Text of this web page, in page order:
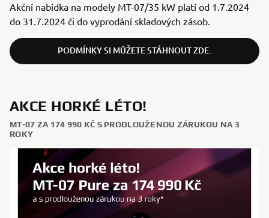
Akční nabídka na modely MT-07/35 kW platí od 1.7.2024
do 31.7.2024 či do vyprodání skladových zásob.
PODMÍNKY SI MŮŽETE STÁHNOUT ZDE.
AKCE HORKÉ LÉTO!
MT-07 ZA 174 990 KČ S PRODLOUŽENOU ZÁRUKOU NA 3
ROKY